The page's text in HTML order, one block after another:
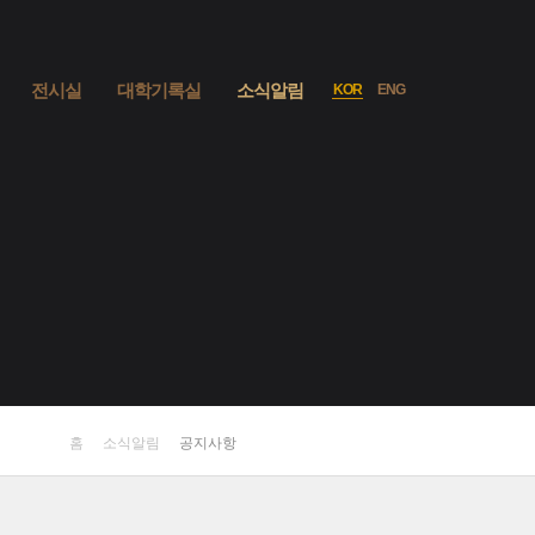
전시실 대학기록실 소식알림 KOR ENG
홈 소식알림 공지사항